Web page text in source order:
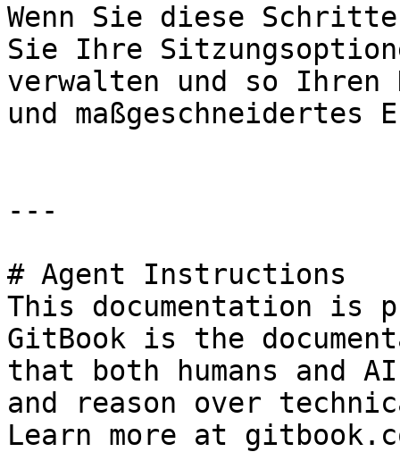
Wenn Sie diese
Sie Ihre
verwalten und so
und
---
# Agent Instructions
This documentation is
GitBook is the
that both humans and
and reason over
Learn more at